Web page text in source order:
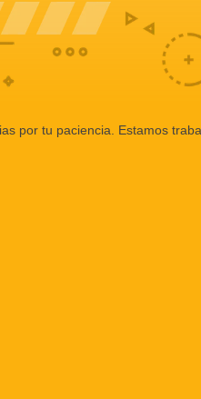
por tu paciencia. Estamos